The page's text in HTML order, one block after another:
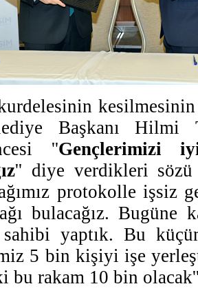
kurdelesinin
Başkanı Hilmi
''Gençlerimizi
'' diye verdikleri sözü
protokolle işsiz
bulacağız. Bugüne
yaptık. Bu
5 bin kişiyi işe
bu rakam 10 bin